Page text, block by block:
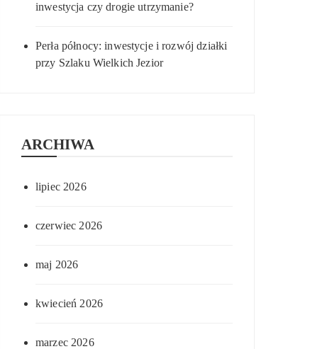
inwestycja czy drogie utrzymanie?
Perła północy: inwestycje i rozwój działki
przy Szlaku Wielkich Jezior
ARCHIWA
lipiec 2026
czerwiec 2026
maj 2026
kwiecień 2026
marzec 2026